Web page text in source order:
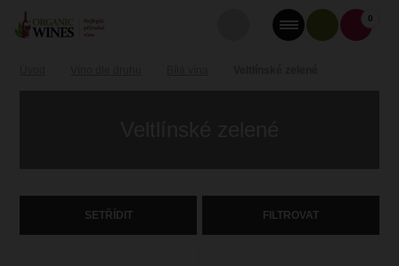
0
SETŘÍDIT FILTROVAT